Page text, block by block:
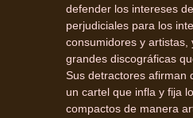
defender los intereses
perjudiciales para los
consumidores y artistas,
grandes discográficas
Sus detractores afirman
un cartel que infla y fija
compactos de manera